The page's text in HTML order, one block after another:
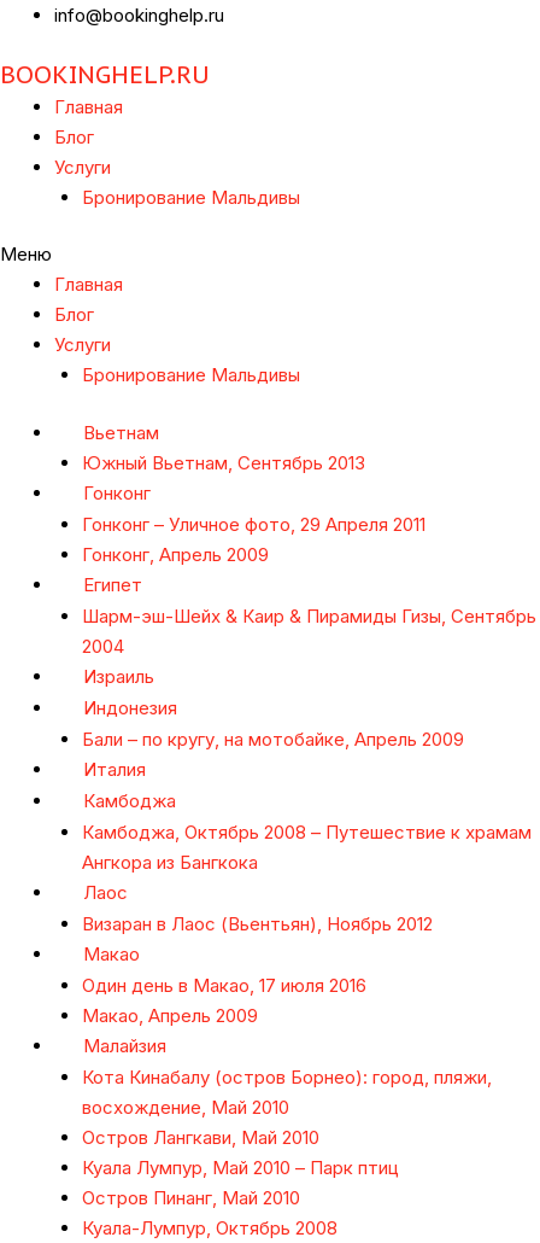
info@bookinghelp.ru
BOOKINGHELP.RU
Главная
Блог
Услуги
Бронирование Мальдивы
Меню
Главная
Блог
Услуги
Бронирование Мальдивы
Вьетнам
Южный Вьетнам, Сентябрь 2013
Гонконг
Гонконг – Уличное фото, 29 Апреля 2011
Гонконг, Апрель 2009
Египет
Шарм-эш-Шейх & Каир & Пирамиды Гизы, Сентябрь
2004
Израиль
Индонезия
Бали – по кругу, на мотобайке, Апрель 2009
Италия
Камбоджа
Камбоджа, Октябрь 2008 – Путешествие к храмам
Ангкора из Бангкока
Лаос
Визаран в Лаос (Вьентьян), Ноябрь 2012
Макао
Один день в Макао, 17 июля 2016
Макао, Апрель 2009
Малайзия
Кота Кинабалу (остров Борнео): город, пляжи,
восхождение, Май 2010
Остров Лангкави, Май 2010
Куала Лумпур, Май 2010 – Парк птиц
Остров Пинанг, Май 2010
Куала-Лумпур, Октябрь 2008